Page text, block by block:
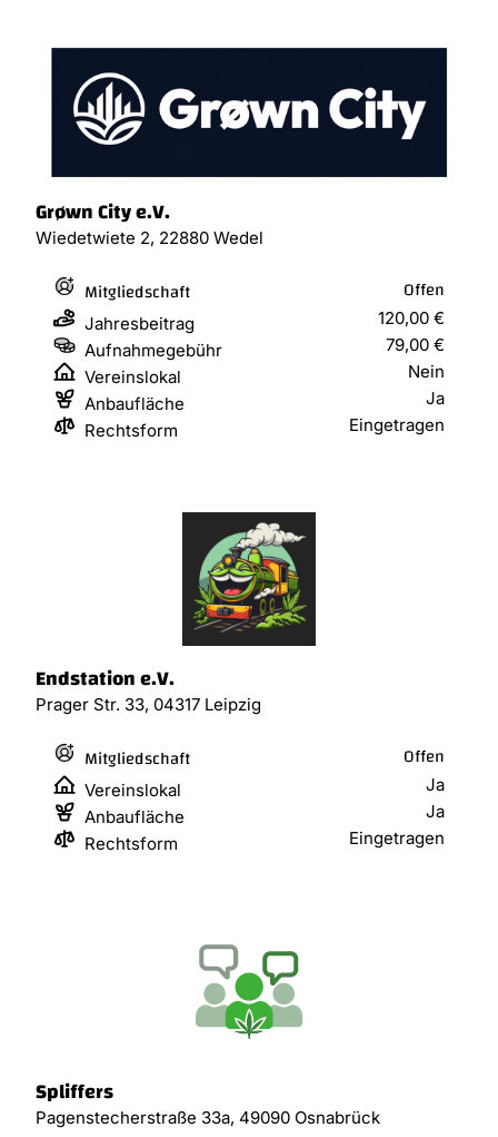
Grøwn City e.V.
Wiedetwiete 2, 22880 Wedel
Mitgliedschaft Offen
Jahresbeitrag
120,00 €
Aufnahmegebühr
79,00 €
Vereinslokal
Nein
Anbaufläche
Ja
Rechtsform
Eingetragen
Endstation e.V.
Prager Str. 33, 04317 Leipzig
Mitgliedschaft Offen
Vereinslokal
Ja
Anbaufläche
Ja
Rechtsform
Eingetragen
Spliffers
Pagenstecherstraße 33a, 49090 Osnabrück